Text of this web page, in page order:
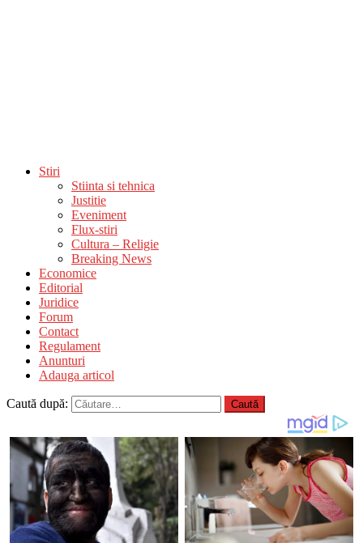
Stiri
Stiinta si tehnica
Justitie
Eveniment
Flux-stiri
Cultura – Religie
Breaking News
Economice
Editorial
Juridice
Forum
Contact
Regulament
Anunturi
Adauga articol
Caută după: